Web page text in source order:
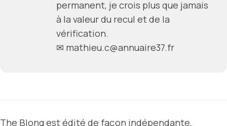
permanent, je crois plus que jamais
à la valeur du recul et de la
vérification.
✉ mathieu.c@annuaire37.fr
The Blong est édité de façon indépendante.